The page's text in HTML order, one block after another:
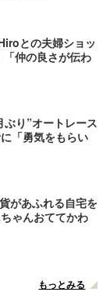
との夫婦ショッ
「仲の良さが伝わ
り”オートレース
「勇気をもらい
があふれる自宅を
ゃんおててかわ
もっとみる